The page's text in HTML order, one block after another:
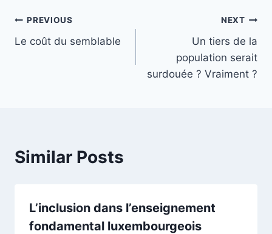
Navigation
de
PREVIOUS
Le coût du semblable
NEXT
Un tiers de la
population serait
surdouée ? Vraiment ?
Similar Posts
L’inclusion dans l’enseignement
fondamental luxembourgeois